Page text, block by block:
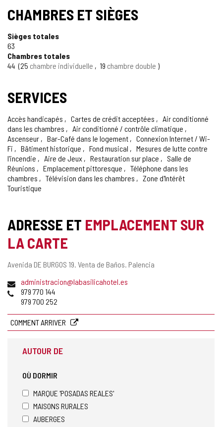
CHAMBRES ET SIÈGES
Sièges totales
63
Chambres totales
44 25 chambre individuelle 19 chambre double
SERVICES
Accès handicapés Cartes de crédit acceptées
Air conditionné
dans les chambres
Air conditionné / contrôle climatique
Ascenseur
Bar-Café dans le logement
Connexion Internet / Wi-
Fi
Bâtiment historique Fond musical
Mesures de lutte contre
l'incendie
Aire de Jeux Restauration sur place
Salle de
Réunions
Emplacement pittoresque
Téléphone dans les
chambres
Télévision dans les chambres
Zone d'Intérêt
Touristique
ADRESSE ET EMPLACEMENT SUR
LA CARTE
Adresse
Avenida DE BURGOS 19. Venta de Baños. Palencia
Adresse
de
courrier
administracion@labasilicahotel.es
Téléphones
979 770 144
979 700 252
COMMENT ARRIVER
AUTOUR DE
OÙ DORMIR
MARQUE 'POSADAS REALES'
MAISONS RURALES
AUBERGES